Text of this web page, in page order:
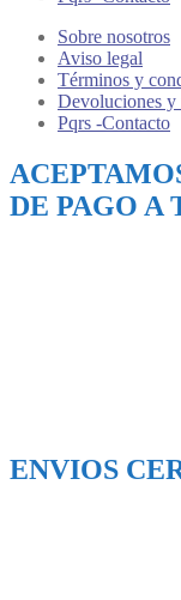
Sobre nosotros
Aviso legal
Términos y
Devoluciones y
Pqrs -Contacto
DE PAGO A
ENVIOS